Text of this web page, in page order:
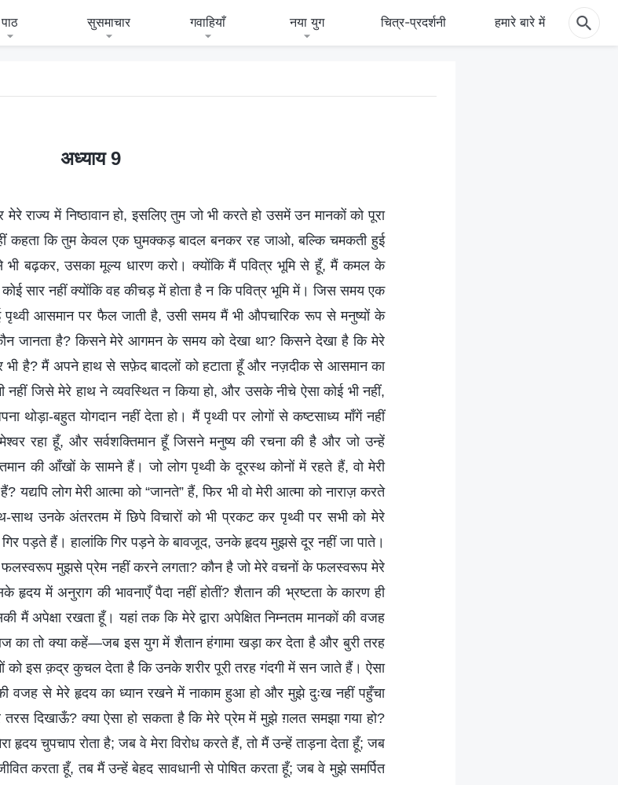
पाठ सुसमाचार गवाहियाँ नया युग चित्र-प्रदर्शनी हमारे बारे में
अध्याय 9
राज्य में निष्ठावान हो, इसलिए तुम जो भी करते हो उसमें उन मानकों को पूरा
कहता कि तुम केवल एक घुमक्कड़ बादल बनकर रह जाओ, बल्कि चमकती हुई
बढ़कर, उसका मूल्य धारण करो। क्योंकि मैं पवित्र भूमि से हूँ, मैं कमल के
सार नहीं क्योंकि वह कीचड़ में होता है न कि पवित्र भूमि में। जिस समय एक
पृथ्वी आसमान पर फैल जाती है, उसी समय मैं भी औपचारिक रूप से मनुष्यों के
जानता है? किसने मेरे आगमन के समय को देखा था? किसने देखा है कि मेरे
भी है? मैं अपने हाथ से सफ़ेद बादलों को हटाता हूँ और नज़दीक से आसमान का
जिसे मेरे हाथ ने व्यवस्थित न किया हो, और उसके नीचे ऐसा कोई भी नहीं,
थोड़ा-बहुत योगदान नहीं देता हो। मैं पृथ्वी पर लोगों से कष्टसाध्य माँगें नहीं
रहा हूँ, और सर्वशक्तिमान हूँ जिसने मनुष्य की रचना की है और जो उन्हें
की आँखों के सामने हैं। जो लोग पृथ्वी के दूरस्थ कोनों में रहते हैं, वो मेरी
लोग मेरी आत्मा को “जानते” हैं, फिर भी वो मेरी आत्मा को नाराज़ करते
उनके अंतरतम में छिपे विचारों को भी प्रकट कर पृथ्वी पर सभी को मेरे
पड़ते हैं। हालांकि गिर पड़ने के बावजूद, उनके हृदय मुझसे दूर नहीं जा पाते।
के फलस्वरूप मुझसे प्रेम नहीं करने लगता? कौन है जो मेरे वचनों के फलस्वरूप मेरे
में अनुराग की भावनाएँ पैदा नहीं होतीं? शैतान की भ्रष्टता के कारण ही
मैं अपेक्षा रखता हूँ। यहां तक कि मेरे द्वारा अपेक्षित निम्नतम मानकों की वजह
का तो क्या कहें—जब इस युग में शैतान हंगामा खड़ा कर देता है और बुरी तरह
को इस क़द्र कुचल देता है कि उनके शरीर पूरी तरह गंदगी में सन जाते हैं। ऐसा
वजह से मेरे हृदय का ध्यान रखने में नाकाम हुआ हो और मुझे दुःख नहीं पहुँचा
तरस दिखाऊँ? क्या ऐसा हो सकता है कि मेरे प्रेम में मुझे ग़लत समझा गया हो?
हृदय चुपचाप रोता है; जब वे मेरा विरोध करते हैं, तो मैं उन्हें ताड़ना देता हूँ; जब
करता हूँ, तब मैं उन्हें बेहद सावधानी से पोषित करता हूँ; जब वे मुझे समर्पित